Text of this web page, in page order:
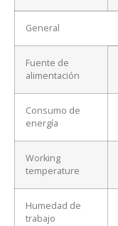
General
Fuente de
alimentación
Consumo de
energía
Working
temperature
Humedad de
trabajo